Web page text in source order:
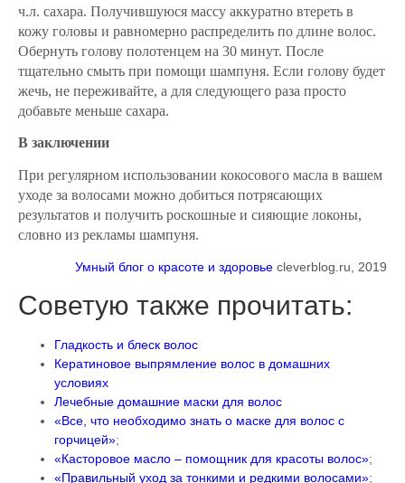
ч.л. сахара. Получившуюся массу аккуратно втереть в
кожу головы и равномерно распределить по длине волос.
Обернуть голову полотенцем на 30 минут. После
тщательно смыть при помощи шампуня. Если голову будет
жечь, не переживайте, а для следующего раза просто
добавьте меньше сахара.
В заключении
При регулярном использовании кокосового масла в вашем
уходе за волосами можно добиться потрясающих
результатов и получить роскошные и сияющие локоны,
словно из рекламы шампуня.
Умный блог о красоте и здоровье cleverblog.ru, 2019
Советую также прочитать:
Гладкость и блеск волос
Кератиновое выпрямление волос в домашних
условиях
Лечебные домашние маски для волос
«Все, что необходимо знать о маске для волос с
горчицей»;
«Касторовое масло – помощник для красоты волос»;
«Правильный уход за тонкими и редкими волосами»;